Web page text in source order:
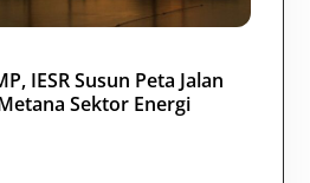
IESR Susun Peta Jalan
Sektor Energi